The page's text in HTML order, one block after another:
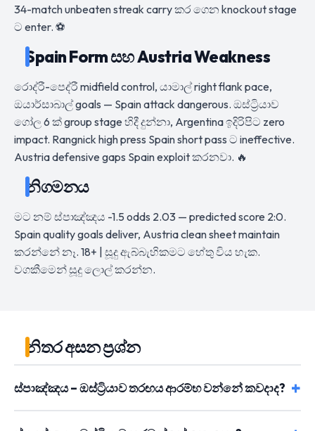
34-match unbeaten streak carry කර ගෙන knockout stage
ට enter. ⚽
Spain Form සහ Austria Weakness
රොද්රී-පෙද්රී midfield control, යාමාල් right flank pace,
ඔයාර්සාබාල් goals — Spain attack dangerous. ඔස්ට්‍රියාව
ගෝල 6 ක් group stage හිදී දුන්නා, Argentina ඉදිරිපිට zero
impact. Rangnick high press Spain short pass ට ineffective.
Austria defensive gaps Spain exploit කරනවා. 🔥
නිගමනය
මට නම් ස්පාඤ්ඤය -1.5 odds 2.03 — predicted score 2:0.
Spain quality goals deliver, Austria clean sheet maintain
කරන්නේ නෑ. 18+ | සූදු ඇබ්බැහිකමට හේතු විය හැක.
වගකීමෙන් සූදු ලොල් කරන්න.
නිතර අසන ප්‍රශ්න
ස්පාඤ්ඤය – ඔස්ට්‍රියාව තරඟය ආරම්භ වන්නේ කවදාද?